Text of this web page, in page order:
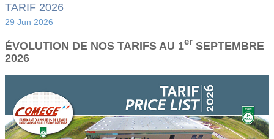
TARIF 2026
29 Jun 2026
ÉVOLUTION DE NOS TARIFS AU 1er SEPTEMBRE
2026